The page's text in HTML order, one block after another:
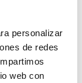
personalizar
de redes
web con